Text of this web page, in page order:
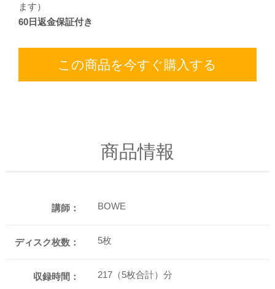
ます）
60日返金保証付き
この商品を今すぐ購入する
商品情報
講師： BOWE
ディスク枚数： 5枚
収録時間： 217（5枚合計）分